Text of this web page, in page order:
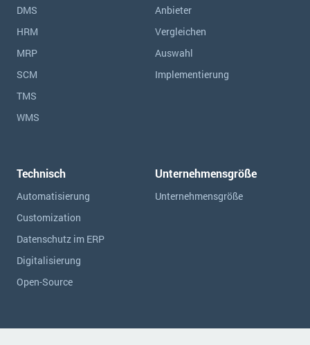
DMS
HRM
MRP
SCM
TMS
WMS
Anbieter
Vergleichen
Auswahl
Implementierung
Technisch
Automatisierung
Customization
Datenschutz im ERP
Digitalisierung
Open-Source
Unternehmensgröße
Unternehmensgröße